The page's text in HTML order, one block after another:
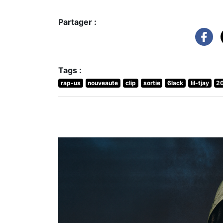
Partager :
Tags :
rap-us nouveaute clip sortie 6lack lil-tjay